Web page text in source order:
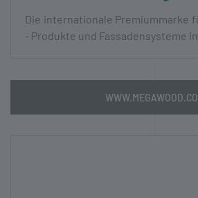
Die inter­nationale Premium­marke
- Produkte und Fassaden­systeme